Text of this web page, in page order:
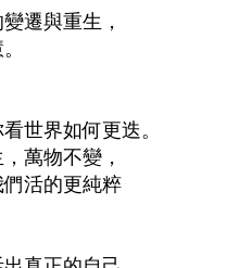
遷與重生，
世界如何更迭。
萬物不變，
活的更純粹